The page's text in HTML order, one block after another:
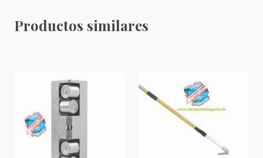
Productos similares